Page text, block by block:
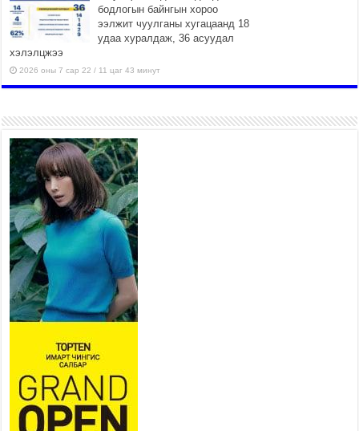
бодлогын байнгын хороо
ээлжит чуулганы хугацаанд 18
удаа хуралдаж, 36 асуудал
хэлэлцжээ
2026 оны 7 сар 22 / 11 цаг 43 минут
боломжтой-Хүүхэд хөгжүүлэх
төв” байгуулах төсөлд төр,
хувийн хэвшлийн түншлэлийн хүрээнд хамтран
ажиллахыг урьж байна
2026 оны 7 сар 22 / 9 цаг 28 минут
Б.Пүрэвдагва: “Урт цагаан”-ыг
залуучууд чөлөөт цагаа
өнгөрүүлдэг, жуулчид зорьж
ирдэг цэг болгоно
2026 оны 7 сар 21 / 16 цаг 47 минут
Тусгай замын автобус /BRT/ төслийн удирдах
хорооны ээлжит хуралдаан боллоо
Ерөнхий сайд Н.Учрал БНХАУ-аас Монгол Улсад
суугаа Элчин сайд Шэнь Миньжюанийг хүлээн
авч уулзав
2026 оны 7 сар 21 / 16 цаг 39 минут
БҮГД НАЙРАМДАХ ТАЖИКИСТАН УЛСТАЙ